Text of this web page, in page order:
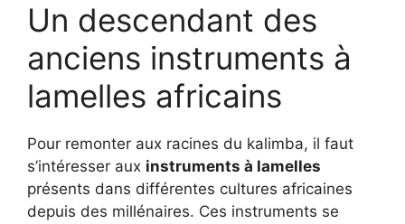
Un descendant des
anciens instruments à
lamelles africains
Pour remonter aux racines du kalimba, il faut
s’intéresser aux instruments à lamelles
présents dans différentes cultures africaines
depuis des millénaires. Ces instruments se